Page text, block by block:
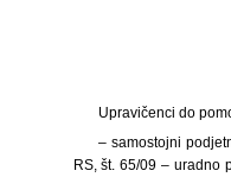
Upravičenci do
– samostojni
RS, št. 65/09 – uradno